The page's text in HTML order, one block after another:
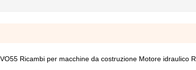
Ricambi per macchine da costruzione Motore idraulico